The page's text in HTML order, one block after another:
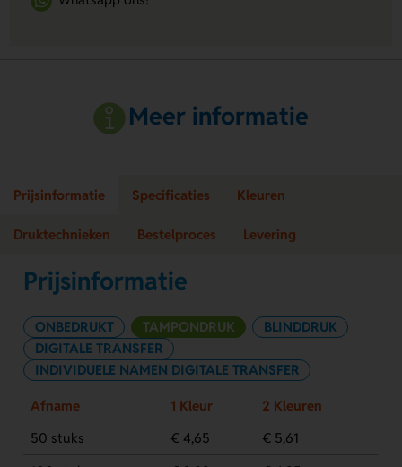
Meer informatie
Prijsinformatie Specificaties Kleuren
Druktechnieken Bestelproces Levering
Prijsinformatie
ONBEDRUKT TAMPONDRUK
BLINDDRUK
DIGITALE TRANSFER
INDIVIDUELE NAMEN DIGITALE TRANSFER
Afname 1 Kleur
2 Kleuren
50 stuks
€ 4,65
€ 5,61